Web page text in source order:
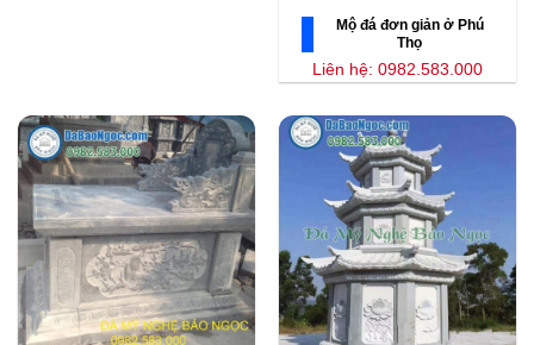
Mộ đá đơn giản ở Phú
Thọ
Liên hệ: 0982.583.000